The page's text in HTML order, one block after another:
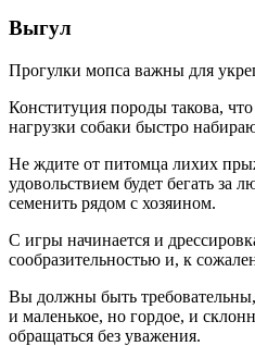
Выгул
Прогулки мопса важны для
Конституция породы такова,
нагрузки собаки быстро
Не ждите от питомца лихих
удовольствием будет бегать за
семенить рядом с хозяином.
С игры начинается и
сообразительностью и, к
Вы должны быть
и маленькое, но гордое, и
обращаться без уважения.